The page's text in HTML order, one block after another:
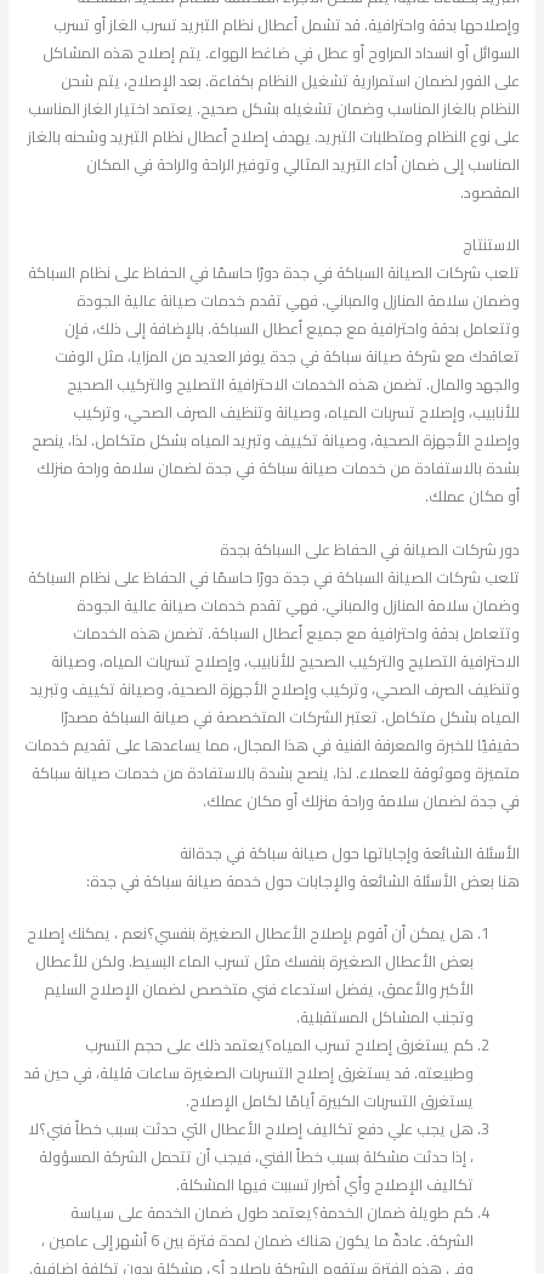
وإصلاحها بدقة واحترافية. قد تشمل أعطال نظام التبريد تسرب الغاز أو تسرب
السوائل أو انسداد المراوح أو عطل في ضاغط الهواء. يتم إصلاح هذه المشاكل
على الفور لضمان استمرارية تشغيل النظام بكفاءة. بعد الإصلاح، يتم شحن
النظام بالغاز المناسب وضمان تشغيله بشكل صحيح. يعتمد اختيار الغاز المناسب
على نوع النظام ومتطلبات التبريد. يهدف إصلاح أعطال نظام التبريد وشحنه بالغاز
المناسب إلى ضمان أداء التبريد المثالي وتوفير الراحة والراحة في المكان
المقصود.
الاستنتاج
تلعب شركات الصيانة السباكة في جدة دورًا حاسمًا في الحفاظ على نظام السباكة
وضمان سلامة المنازل والمباني. فهي تقدم خدمات صيانة عالية الجودة
وتتعامل بدقة واحترافية مع جميع أعطال السباكة. بالإضافة إلى ذلك، فإن
تعاقدك مع شركة صيانة سباكة في جدة يوفر العديد من المزايا، مثل الوقت
والجهد والمال. تضمن هذه الخدمات الاحترافية التصليح والتركيب الصحيح
للأنابيب، وإصلاح تسربات المياه، وصيانة وتنظيف الصرف الصحي، وتركيب
وإصلاح الأجهزة الصحية، وصيانة تكييف وتبريد المياه بشكل متكامل. لذا، ينصح
بشدة بالاستفادة من خدمات صيانة سباكة في جدة لضمان سلامة وراحة منزلك
أو مكان عملك.
دور شركات الصيانة في الحفاظ على السباكة بجدة
تلعب شركات الصيانة السباكة في جدة دورًا حاسمًا في الحفاظ على نظام السباكة
وضمان سلامة المنازل والمباني. فهي تقدم خدمات صيانة عالية الجودة
وتتعامل بدقة واحترافية مع جميع أعطال السباكة. تضمن هذه الخدمات
الاحترافية التصليح والتركيب الصحيح للأنابيب، وإصلاح تسربات المياه، وصيانة
وتنظيف الصرف الصحي، وتركيب وإصلاح الأجهزة الصحية، وصيانة تكييف وتبريد
المياه بشكل متكامل. تعتبر الشركات المتخصصة في صيانة السباكة مصدرًا
حقيقيًا للخبرة والمعرفة الفنية في هذا المجال، مما يساعدها على تقديم خدمات
متميزة وموثوقة للعملاء. لذا، ينصح بشدة بالاستفادة من خدمات صيانة سباكة
في جدة لضمان سلامة وراحة منزلك أو مكان عملك.
الأسئلة الشائعة وإجاباتها حول صيانة سباكة في جدةانة
هنا بعض الأسئلة الشائعة والإجابات حول خدمة صيانة سباكة في جدة:
هل يمكن أن أقوم بإصلاح الأعطال الصغيرة بنفسي؟نعم ، يمكنك إصلاح
بعض الأعطال الصغيرة بنفسك مثل تسرب الماء البسيط. ولكن للأعطال
الأكبر والأعمق، يفضل استدعاء فني متخصص لضمان الإصلاح السليم
وتجنب المشاكل المستقبلية.
كم يستغرق إصلاح تسرب المياه؟يعتمد ذلك على حجم التسرب
وطبيعته. قد يستغرق إصلاح التسربات الصغيرة ساعات قليلة، في حين قد
يستغرق التسربات الكبيرة أيامًا لكامل الإصلاح.
هل يجب علي دفع تكاليف إصلاح الأعطال التي حدثت بسبب خطأ فني؟لا
، إذا حدثت مشكلة بسبب خطأ الفني، فيجب أن تتحمل الشركة المسؤولة
تكاليف الإصلاح وأي أضرار تسببت فيها المشكلة.
كم طويلة ضمان الخدمة؟يعتمد طول ضمان الخدمة على سياسة
الشركة. عادةً ما يكون هناك ضمان لمدة فترة بين 6 أشهر إلى عامين ،